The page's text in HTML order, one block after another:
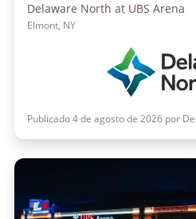
Delaware North at UBS Arena
Elmont, NY
Publicado 4 de agosto de 2026 por